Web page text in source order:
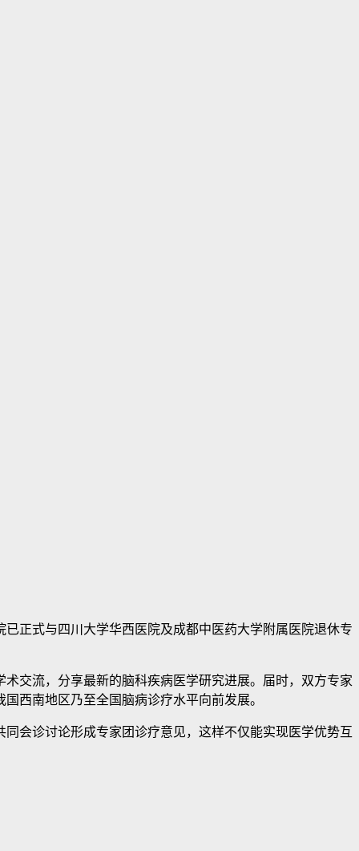
正式与四川大学华西医院及成都中医药大学附属医院退休专
交流，分享最新的脑科疾病医学研究进展。届时，双方专家
西南地区乃至全国脑病诊疗水平向前发展。
会诊讨论形成专家团诊疗意见，这样不仅能实现医学优势互